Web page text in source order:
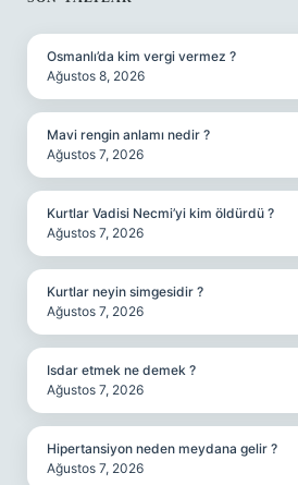
SIDEBAR
Osmanlı’da kim vergi vermez ?
Ağustos 8, 2026
Mavi rengin anlamı nedir ?
Ağustos 7, 2026
Kurtlar Vadisi Necmi’yi kim öldürdü ?
Ağustos 7, 2026
Kurtlar neyin simgesidir ?
Ağustos 7, 2026
Isdar etmek ne demek ?
Ağustos 7, 2026
Hipertansiyon neden meydana gelir ?
Ağustos 7, 2026